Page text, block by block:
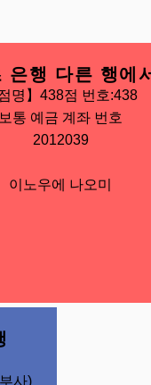
은행 다른 행에
점명】438점 번호:438
보통 예금 계좌 번호
2012039
이노우에 나오미
사)